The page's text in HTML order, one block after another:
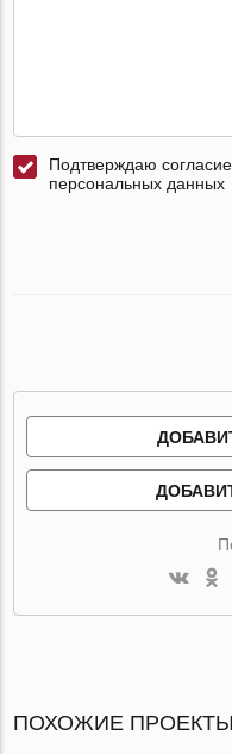
Подтверждаю
персональных данных
ПОХОЖИЕ ПРОЕКТЫ